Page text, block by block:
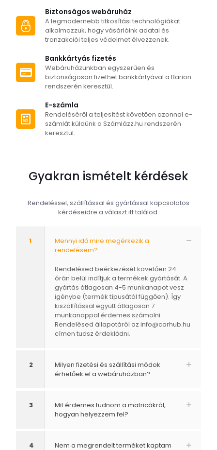
Biztonságos webáruház
A legmodernebb titkosítási technológiákat
alkalmazzuk, hogy vásárlóink adatai és
tranzakciói teljes védelmet élvezzenek.
Bankkártyás fizetés
Webáruházunkban egyszerűen és
biztonságosan fizethet bankkártyával a Barion
rendszerén keresztül.
E-számla
Rendeléséről a teljesítést követően azonnal e-
számlát küldünk a Számlázz.hu rendszerén
keresztül.
Gyakran ismételt kérdések
Rendeléssel, szállítással és gyártással kapcsolatos
kérdéseidre a választ itt találod.
1
Mennyi idő mire megérkezik a
rendelésem?
Rendelésed beérkezését követően 24
órán belül indítjuk a termékek gyártását. A
gyártás átlagosan 4-5 munkanapot vesz
igénybe (termék típusától függően). Így
kiszállítással együtt átlagosan 7
munkanappal érdemes számolni.
Rendelésed állapotáról az info@carhub.hu
címen tudsz érdeklődni.
2
Milyen fizetési és szállítási módok
érhetőek el a webáruházban?
3
Mit érdemes tudnom a matricákról,
hogyan helyezzem fel?
4 Nem a megrendelt terméket kaptam